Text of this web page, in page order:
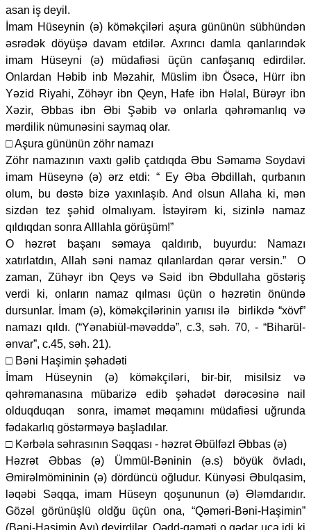
asan iş deyil.
İmam Hüseynin (ə) köməkçiləri aşura gününün sübhündən
əsrədək döyüşə davam etdilər. Axrıncı damla qanlarındək
imam Hüseyni (ə) müdafiəsi üçün canfəşanıq edirdilər.
Onlardan Həbib inb Məzahir, Müslim ibn Ösəcə, Hürr ibn
Yəzid Riyahi, Zöhəyr ibn Qeyn, Hafe ibn Həlal, Bürəyr ibn
Xəzir, Əbbas ibn Əbi Şəbib və onlarla qəhrəmanlıq və
mərdilik nümunəsini saymaq olar.
□ Aşura gününün zöhr namazı
Zöhr namazının vaxtı gəlib çatdıqda Əbu Səmamə Soydavi
imam Hüseynə (ə) ərz etdi: “ Ey Əba Əbdillah, qurbanın
olum, bu dəstə bizə yaxınlaşıb. And olsun Allaha ki, mən
sizdən tez şəhid olmalıyam. İstəyirəm ki, sizinlə namaz
qıldıqdan sonra Alllahla görüşüm!”
O həzrət başanı səmaya qaldırıb, buyurdu: Namazı
xatırlatdın, Allah səni namaz qılanlardan qərar versin.” O
zaman, Zühəyr ibn Qeys və Səid ibn Əbdullaha göstəriş
verdi ki, onların namaz qılması üçün o həzrətin önündə
dursunlar. İmam (ə), köməkçilərinin yarıısı ilə birlikdə “xövf”
namazı qıldı. (“Yənabiül-məvəddə”, c.3, səh. 70, - “Biharül-
ənvar”, c.45, səh. 21).
□ Bəni Haşimin şəhadəti
İmam Hüseynin (ə) köməkçiləri, bir-bir, misilsiz və
qəhrəmanasına mübarizə edib şəhadət dərəcəsinə nail
olduqduqan sonra, imamət məqamını müdafiəsi uğrunda
fədakarlıq göstərməyə başladılar.
□ Kərbəla səhrasının Səqqası - həzrət Əbülfəzl Əbbas (ə)
Həzrət Əbbas (ə) Ümmül-Bəninin (ə.s) böyük övladı,
Əmirəlmömininin (ə) dördüncü oğludur. Künyəsi Əbulqasim,
ləqəbi Səqqa, imam Hüseyn qoşununun (ə) Ələmdarıdır.
Gözəl görünüşlü oldğu üçün ona, “Qəməri-Bəni-Haşimin”
(Bəni-Haşimin Ayı) deyirdilər. Qədd-qaməti o qədər uca idi ki